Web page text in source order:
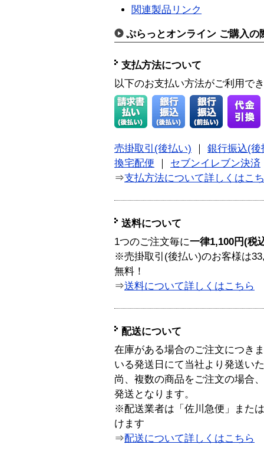
関連製品リンク
ぷらっとオンライン ご購入の
支払方法について
以下のお支払い方法がご利用で
売掛取引(後払い)
銀行振込(後
換宅配便
セブンイレブン決済
⇒支払方法について詳しくはこ
送料について
1つのご注文毎に一律1,100円(税
※売掛取引(後払い)のお客様は
無料！
⇒送料について詳しくはこちら
配送について
在庫がある場合のご注文につき
いる発送日にて当社より発送い
尚、複数の商品をご注文の場合
発送となります。
※配送業者は「佐川急便」また
けます
⇒配送について詳しくはこちら